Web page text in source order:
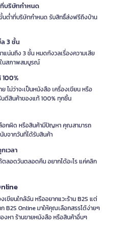
บริษัทกำหนด
ต่ำที่บริษัทกำหนด รับสิทธิ์ส่งฟรีถึงบ้าน
3 ชั้น
น่นถึง 3 ชั้น หมดกังวลเรื่องความเสีย
นสภาพสมบูรณ์
ไม่ว่าจะเป็นหนังสือ เครื่องเขียน หรือ
นตีสินค้าของแท้ 100% ทุกชิ้น
ลือกผิด หรือสินค้ามีปัญหา คุณสามารถ
บจากวันที่ได้รับสินค้า
เวลา
ลอดวันตลอดคืน อยากได้อะไร แค่คลิก
ขียนใกล้ฉัน หรืออยากแวะร้าน B2S แต่
ก B2S Online มาให้คุณเลือกสรรได้ง่ายๆ
หา ร้านขายหนังสือ หรือสินค้าอื่นๆ